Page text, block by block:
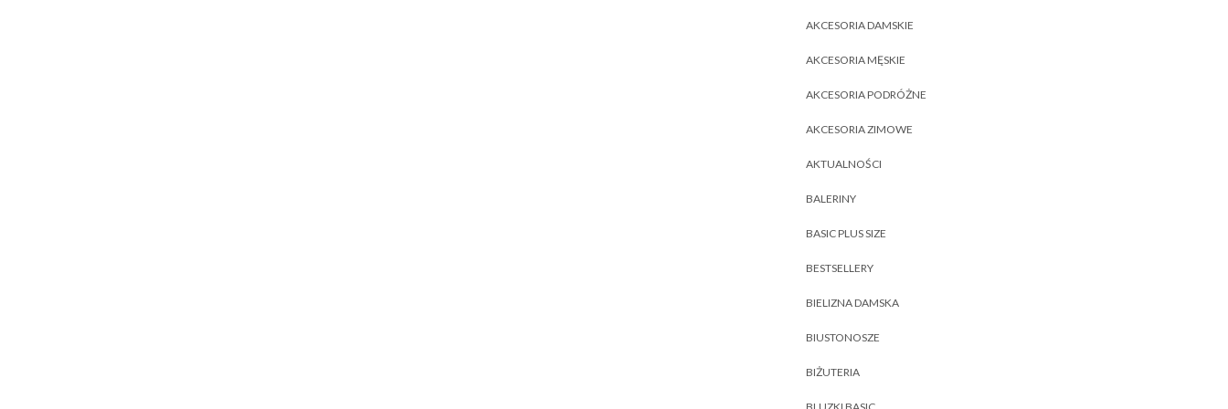
AKCESORIA DAMSKIE
AKCESORIA MĘSKIE
AKCESORIA PODRÓŻNE
AKCESORIA ZIMOWE
AKTUALNOŚCI
BALERINY
BASIC PLUS SIZE
BESTSELLERY
BIELIZNA DAMSKA
BIUSTONOSZE
BIŻUTERIA